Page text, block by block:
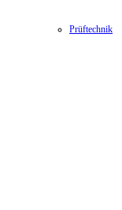
Prüftechnik